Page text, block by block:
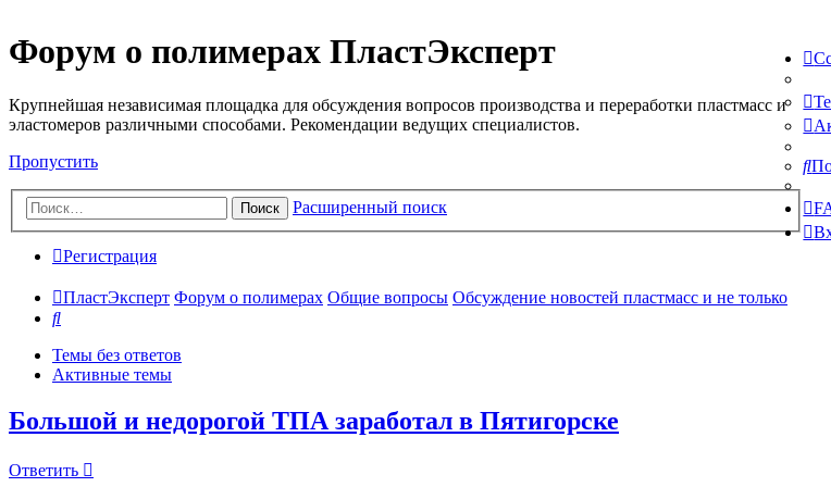
Форум о полимерах ПластЭксперт
Крупнейшая независимая площадка для обсуждения вопросов производства и переработки пластмасс и
эластомеров различными способами. Рекомендации ведущих специалистов.
Пропустить
Поиск Расширенный поиск
Регистрация
ПластЭксперт Форум о полимерах Общие вопросы Обсуждение новостей пластмасс и не только
Поиск
Темы без ответов
Активные темы
Большой и недорогой ТПА заработал в Пятигорске
Ответить